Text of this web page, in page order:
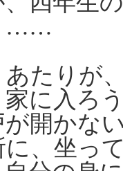
……
たりが
に入ろ
が開かな
、坐っ